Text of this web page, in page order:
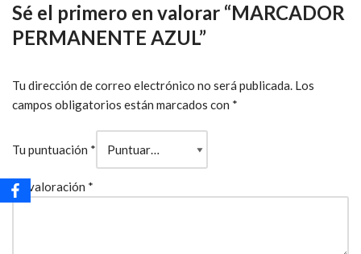
Sé el primero en valorar “MARCADOR
PERMANENTE AZUL”
Tu dirección de correo electrónico no será publicada. Los
campos obligatorios están marcados con *
Tu puntuación *
Tu valoración *